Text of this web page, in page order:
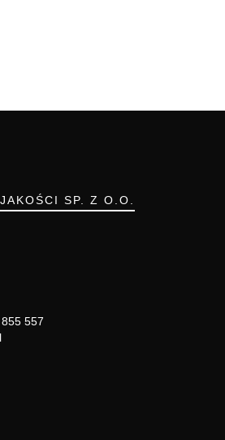
SP. Z O.O.
557